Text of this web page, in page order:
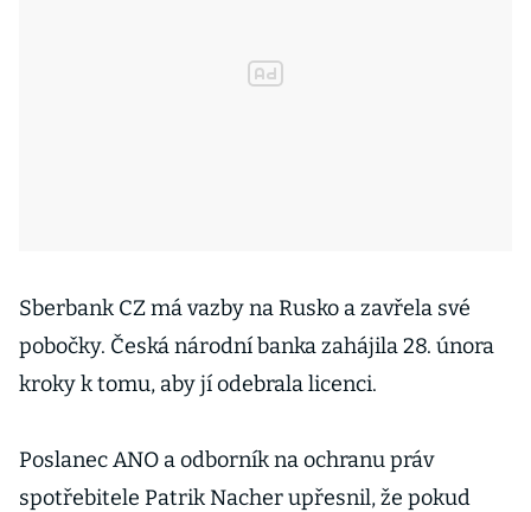
Sberbank CZ má vazby na Rusko a zavřela své
pobočky. Česká národní banka zahájila 28. února
kroky k tomu, aby jí odebrala licenci.
Poslanec ANO a odborník na ochranu práv
spotřebitele Patrik Nacher upřesnil, že pokud